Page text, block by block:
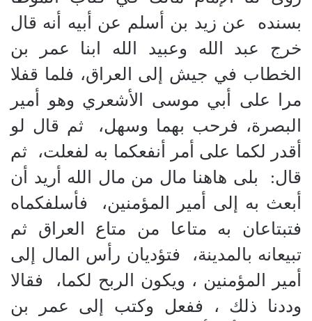
بسنده
عن زيد بن أسلم عن أبيه أنه قال
خرج عبد الله وعبيد الله ابنا عمر بن
الخطاب في جيش إلى العراق، فلما قفلا
مرا على أبي موسى الأشعري وهو أمير
البصرة، فرحب بهما وسهل،
ثم قال لو
أقدر لكما على أمر أنفعكما به لفعلت،
ثم
قال:
بلى هاهنا مال من مال الله أريد أن
أبعث به إلى أمير المؤمنين،
فأسلفكماه
فتبتاعان به متاعا من متاع العراق ثم
تبيعانه بالمدينة،
فتؤديان رأس المال إلى
أمير المؤمنين ، ويكون الربح لكما،
فقالا
وددنا ذلك ، ففعل وكتب إلى عمر بن